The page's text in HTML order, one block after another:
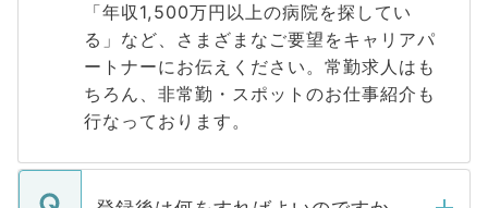
「年収1,500万円以上の病院を探してい
る」など、さまざまなご要望をキャリアパ
ートナーにお伝えください。常勤求人はも
ちろん、非常勤・スポットのお仕事紹介も
行なっております。